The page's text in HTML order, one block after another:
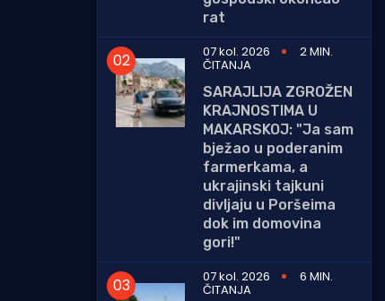
rat
07 kol. 2026
2 MIN.
ČITANJA
SARAJLIJA ZGROŽEN
KRAJNOSTIMA U
MAKARSKOJ: "Ja sam
bježao u poderanim
farmerkama, a
ukrajinski tajkuni
divljaju u Poršeima
dok im domovina
gori!"
07 kol. 2026
6 MIN.
ČITANJA